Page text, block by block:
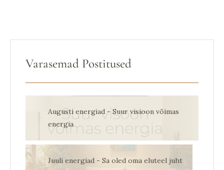
Varasemad Postitused
Augusti energiad - Suur visioon võimas
energia
Juuli energiad - Sa oled oma eluteel juht